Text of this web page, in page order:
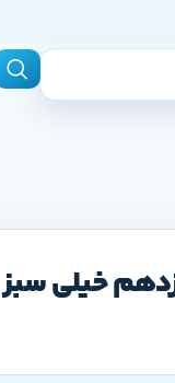
خیلی سبز